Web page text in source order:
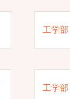
工学
工学